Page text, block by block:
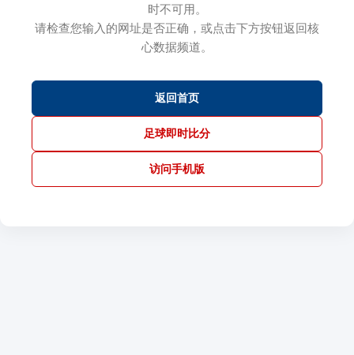
时不可用。
请检查您输入的网址是否正确，或点击下方按钮返回核
心数据频道。
返回首页
足球即时比分
访问手机版